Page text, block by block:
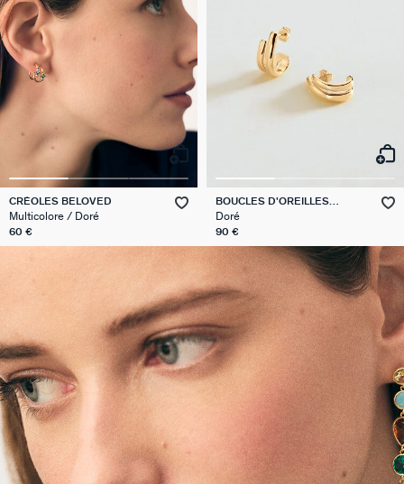
CRÉOLES BELOVED
Multicolore / Doré
60 €
BOUCLES D'OREILLES
PENDANTES TRIJONC
Doré
90 €